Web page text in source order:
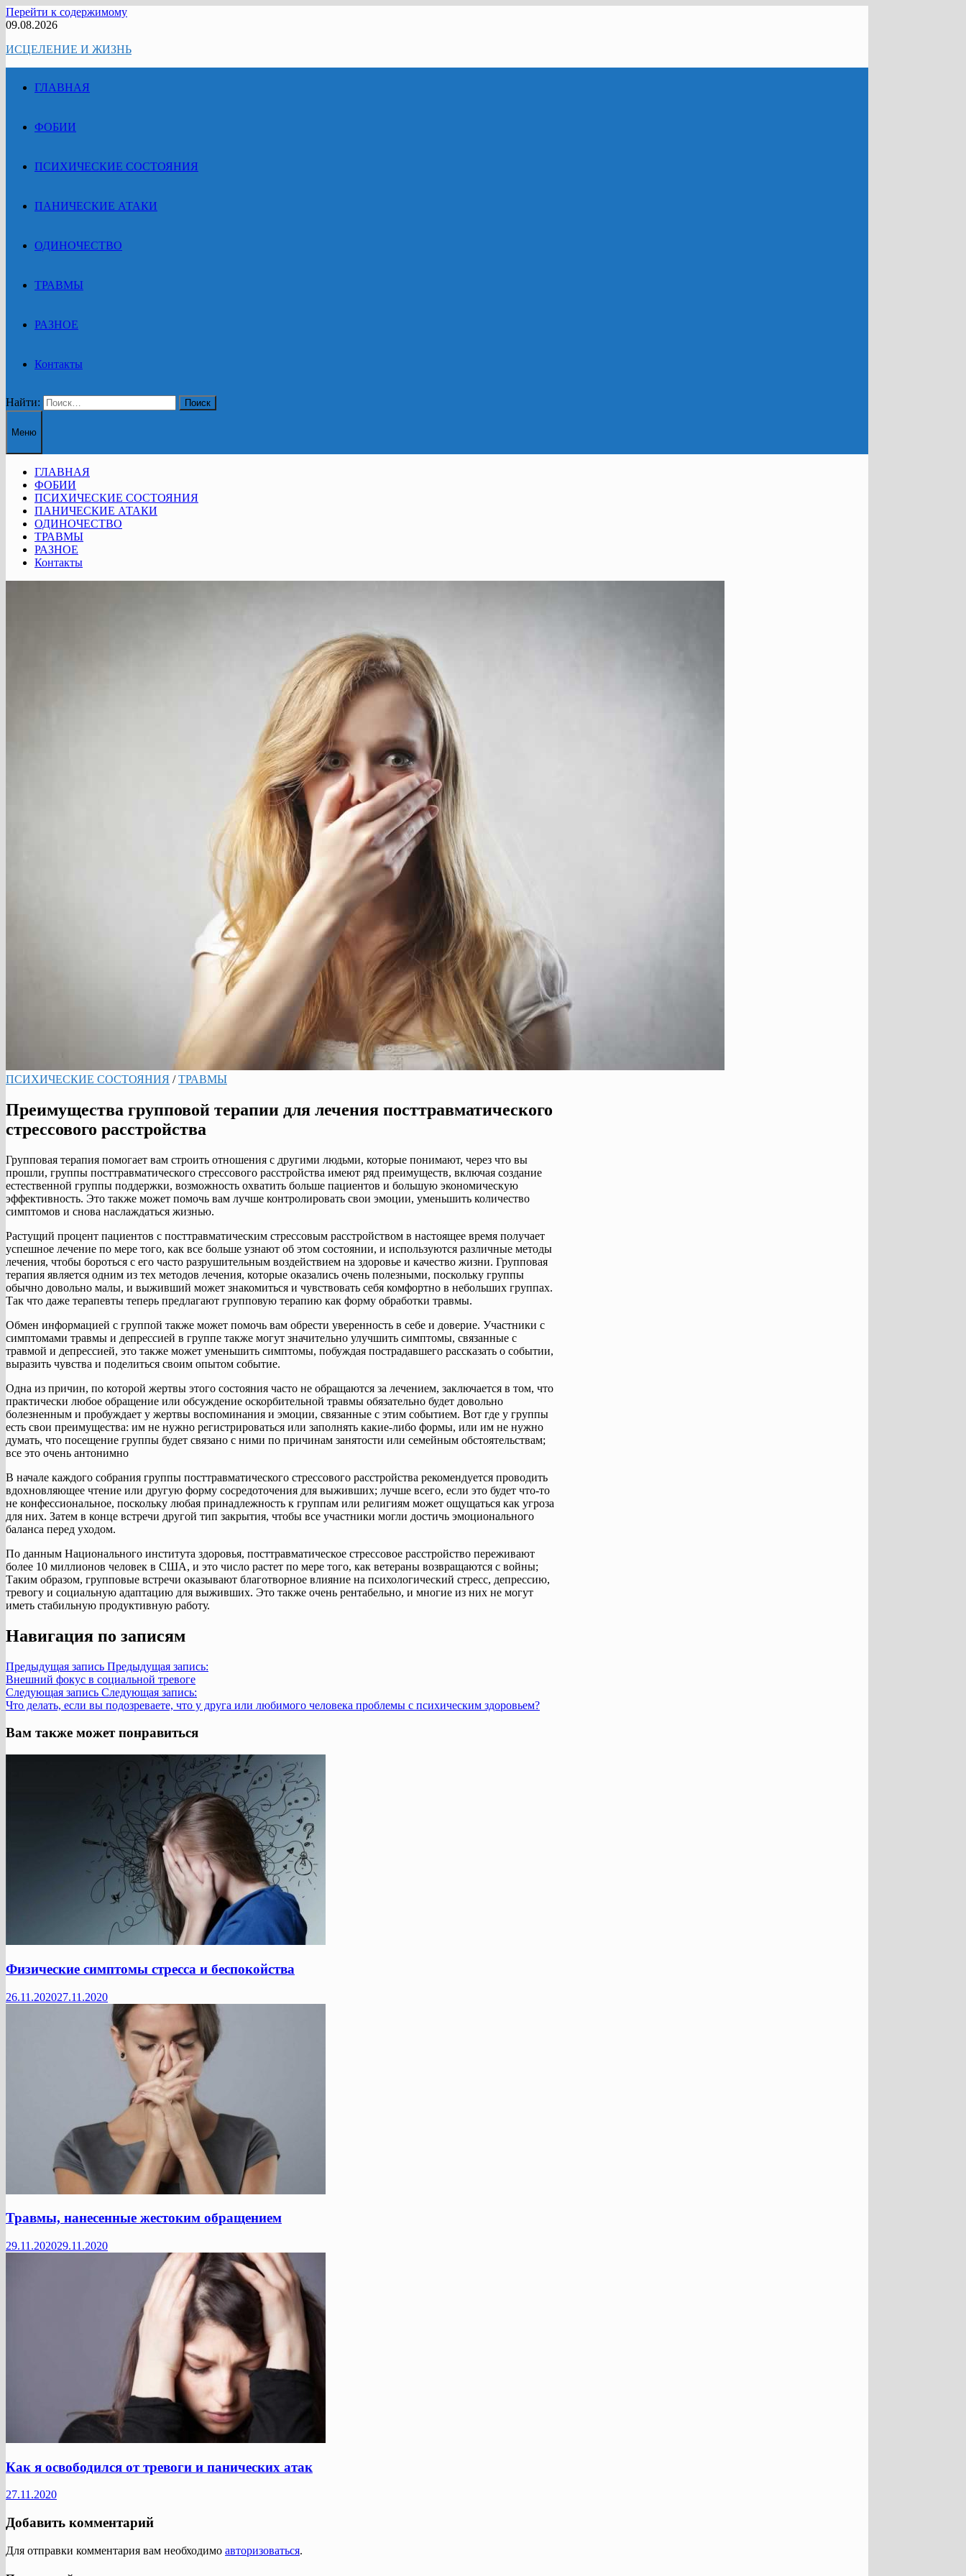
Перейти к содержимому
09.08.2026
ИСЦЕЛЕНИЕ И ЖИЗНЬ
ГЛАВНАЯ
ФОБИИ
ПСИХИЧЕСКИЕ СОСТОЯНИЯ
ПАНИЧЕСКИЕ АТАКИ
ОДИНОЧЕСТВО
ТРАВМЫ
РАЗНОЕ
Контакты
Найти:
Меню
ГЛАВНАЯ
ФОБИИ
ПСИХИЧЕСКИЕ СОСТОЯНИЯ
ПАНИЧЕСКИЕ АТАКИ
ОДИНОЧЕСТВО
ТРАВМЫ
РАЗНОЕ
Контакты
ПСИХИЧЕСКИЕ СОСТОЯНИЯ /ТРАВМЫ
Преимущества групповой терапии для лечения посттравматического
стрессового расстройства
Групповая терапия помогает вам строить отношения с другими людьми, которые понимают, через что вы
прошли, группы посттравматического стрессового расстройства имеют ряд преимуществ, включая создание
естественной группы поддержки, возможность охватить больше пациентов и большую экономическую
эффективность. Это также может помочь вам лучше контролировать свои эмоции, уменьшить количество
симптомов и снова наслаждаться жизнью.
Растущий процент пациентов с посттравматическим стрессовым расстройством в настоящее время получает
успешное лечение по мере того, как все больше узнают об этом состоянии, и используются различные методы
лечения, чтобы бороться с его часто разрушительным воздействием на здоровье и качество жизни. Групповая
терапия является одним из тех методов лечения, которые оказались очень полезными, поскольку группы
обычно довольно малы, и выживший может знакомиться и чувствовать себя комфортно в небольших группах.
Так что даже терапевты теперь предлагают групповую терапию как форму обработки травмы.
Обмен информацией с группой также может помочь вам обрести уверенность в себе и доверие. Участники с
симптомами травмы и депрессией в группе также могут значительно улучшить симптомы, связанные с
травмой и депрессией, это также может уменьшить симптомы, побуждая пострадавшего рассказать о событии,
выразить чувства и поделиться своим опытом событие.
Одна из причин, по которой жертвы этого состояния часто не обращаются за лечением, заключается в том, что
практически любое обращение или обсуждение оскорбительной травмы обязательно будет довольно
болезненным и пробуждает у жертвы воспоминания и эмоции, связанные с этим событием. Вот где у группы
есть свои преимущества: им не нужно регистрироваться или заполнять какие-либо формы, или им не нужно
думать, что посещение группы будет связано с ними по причинам занятости или семейным обстоятельствам;
все это очень антонимно
В начале каждого собрания группы посттравматического стрессового расстройства рекомендуется проводить
вдохновляющее чтение или другую форму сосредоточения для выживших; лучше всего, если это будет что-то
не конфессиональное, поскольку любая принадлежность к группам или религиям может ощущаться как угроза
для них. Затем в конце встречи другой тип закрытия, чтобы все участники могли достичь эмоционального
баланса перед уходом.
По данным Национального института здоровья, посттравматическое стрессовое расстройство переживают
более 10 миллионов человек в США, и это число растет по мере того, как ветераны возвращаются с войны;
Таким образом, групповые встречи оказывают благотворное влияние на психологический стресс, депрессию,
тревогу и социальную адаптацию для выживших. Это также очень рентабельно, и многие из них не могут
иметь стабильную продуктивную работу.
Навигация по записям
Предыдущая запись Предыдущая запись:
Внешний фокус в социальной тревоге
Следующая запись Следующая запись:
Что делать, если вы подозреваете, что у друга или любимого человека проблемы с психическим здоровьем?
Вам также может понравиться
Физические симптомы стресса и беспокойства
26.11.202027.11.2020
Травмы, нанесенные жестоким обращением
29.11.202029.11.2020
Как я освободился от тревоги и панических атак
27.11.2020
Добавить комментарий
Для отправки комментария вам необходимо авторизоваться.